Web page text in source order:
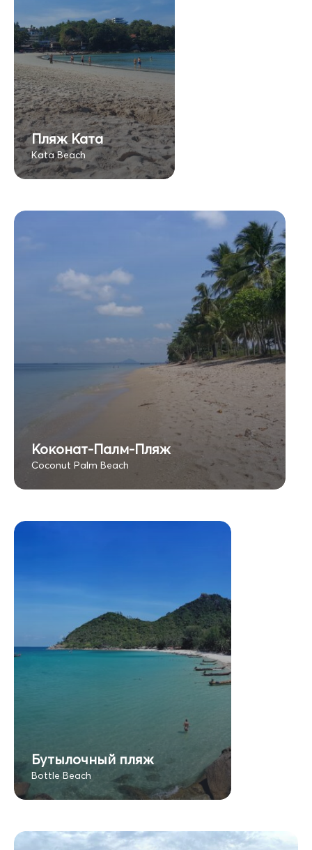
Пляж Ката
Kata Beach
Коконат-Палм-Пляж
Coconut Palm Beach
Бутылочный пляж
Bottle Beach